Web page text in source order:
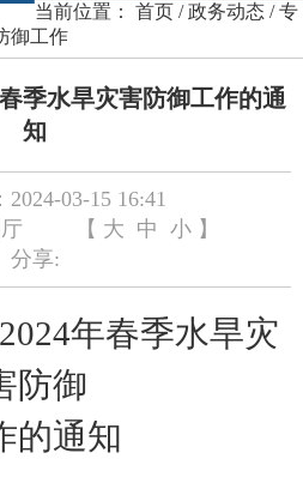
当前位置： 首页 /政务动态 /专
御工作
季水旱灾害防御工作的通
知
03-15 16:41
【 大 中 小 】
分享:
2024年春季水旱灾
防御
的通知